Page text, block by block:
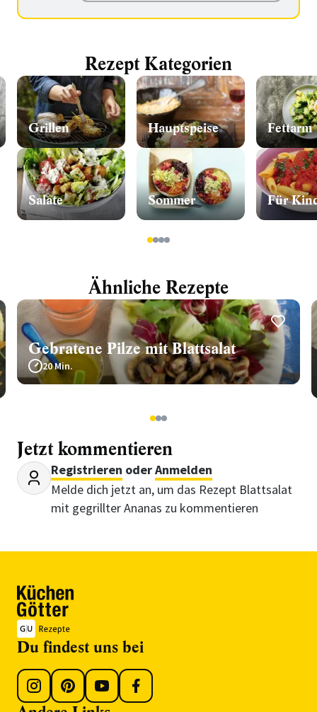
Rezept Kategorien
Grillen
Salate
Hauptspeise
Sommer
Fettarm
Für
1234
Ähnliche Rezepte
Gebratene Pilze mit Blattsalat
20 Min.
123
Jetzt kommentieren
Registrieren oderAnmelden
Melde dich jetzt an, um das Rezept Blattsalat
mit gegrillter Ananas zu kommentieren
Du findest uns bei